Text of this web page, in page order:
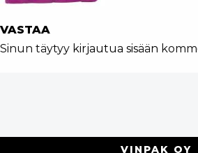
VASTAA
Sinun täytyy kirjautua sisään
VINPAK OY